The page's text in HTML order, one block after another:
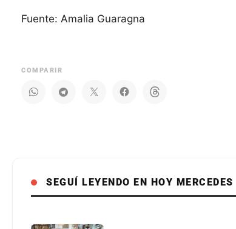
Fuente: Amalia Guaragna
COMPARIR
SEGUÍ LEYENDO EN HOY MERCEDES